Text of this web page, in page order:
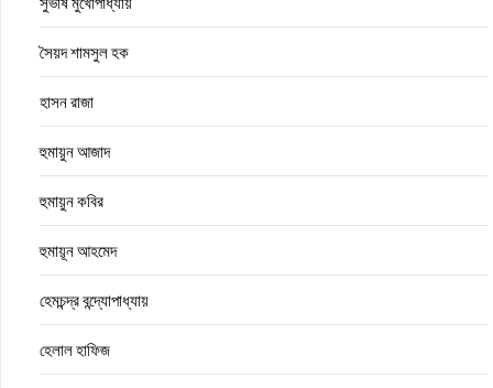
সৈয়দ শামসুল হক
হাসন রাজা
হুমায়ুন আজাদ
হুমায়ুন কবির
হুমায়ূন আহমেদ
হেমচন্দ্র বন্দ্যোপাধ্যায়
হেলাল হাফিজ